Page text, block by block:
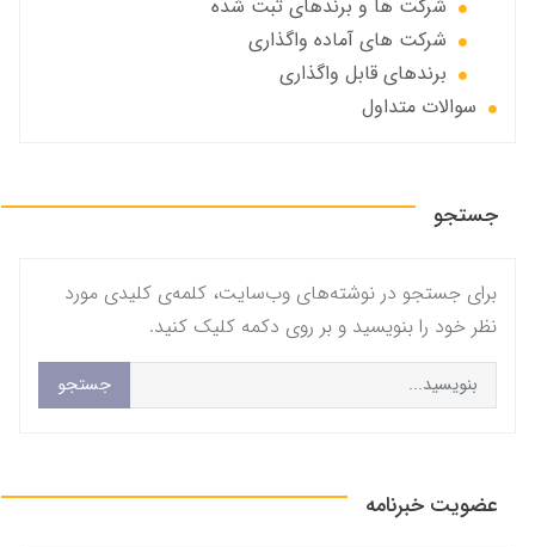
شرکت ها و برندهای ثبت شده
شرکت های آماده واگذاری
برندهای قابل واگذاری
سوالات متداول
جستجو
برای جستجو در نوشته‌های وب‌سایت، کلمه‌ی کلیدی مورد
نظر خود را بنویسید و بر روی دکمه کلیک کنید.
جستجو
عضویت خبرنامه